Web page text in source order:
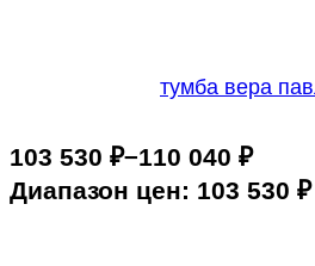
тумба вера
103 530 ₽–110 040 ₽
Диапазон цен: 103 530